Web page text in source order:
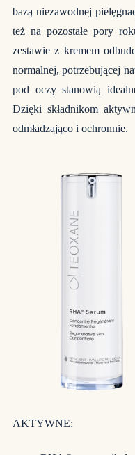
bazą niezawodnej
też na pozostałe pory
zestawie z kremem
normalnej, potrzebującej
pod oczy stanowią
Dzięki składnikom
odmładzająco i ochronnie.
AKTYWNE: